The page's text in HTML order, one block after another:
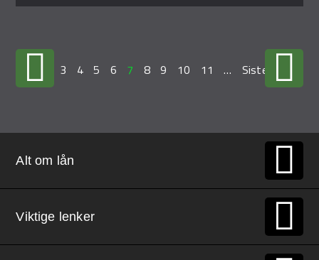
3 4 5 6 7 8 9 10 11 … Siste »
Alt om lån
Viktige lenker